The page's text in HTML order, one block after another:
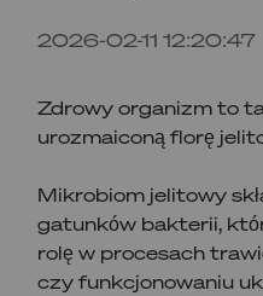
2026-02-11 12:20:47
Zdrowy organizm to
urozmaiconą florę
Mikrobiom jelitowy
gatunków bakterii,
rolę w procesach
czy funkcjonowaniu